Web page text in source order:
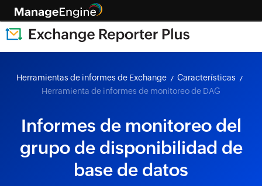
Herramientas de informes de Exchange
Características
Herramienta de informes de monitoreo de DAG
Informes de monitoreo del
grupo de disponibilidad de
base de datos